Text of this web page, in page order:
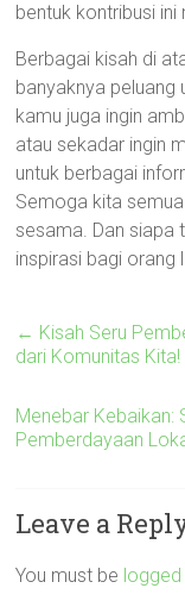
bentuk kontribusi
Berbagai kisah di
banyaknya peluang
kamu juga ingin
atau sekadar ingin
untuk berbagai
Semoga kita
sesama. Dan siapa
inspirasi bagi orang
← Kisah Seru
dari Komunitas Kita!
Menebar Kebaikan:
Pemberdayaan
Leave a
You must be logged